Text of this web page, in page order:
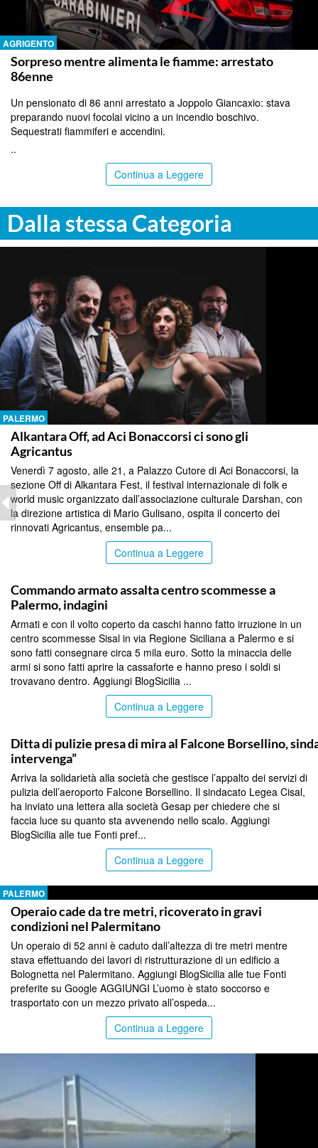
AGRIGENTO
Sorpreso mentre alimenta le fiamme: arrestato
86enne
Un pensionato di 86 anni arrestato a Joppolo Giancaxio: stava
preparando nuovi focolai vicino a un incendio boschivo.
Sequestrati fiammiferi e accendini.
..
Continua a Leggere
Dalla stessa Categoria
PALERMO
Alkantara Off, ad Aci Bonaccorsi ci sono gli
Agricantus
Venerdì 7 agosto, alle 21, a Palazzo Cutore di Aci Bonaccorsi, la
sezione Off di Alkantara Fest, il festival internazionale di folk e
world music organizzato dall’associazione culturale Darshan, con
la direzione artistica di Mario Gulisano, ospita il concerto dei
rinnovati Agricantus, ensemble pa...
Continua a Leggere
Commando armato assalta centro scommesse a
Palermo, indagini
Armati e con il volto coperto da caschi hanno fatto irruzione in un
centro scommesse Sisal in via Regione Siciliana a Palermo e si
sono fatti consegnare circa 5 mila euro. Sotto la minaccia delle
armi si sono fatti aprire la cassaforte e hanno preso i soldi si
trovavano dentro. Aggiungi BlogSicilia ...
Continua a Leggere
Ditta di pulizie presa di mira al Falcone Borsellino,
intervenga”
Arriva la solidarietà alla società che gestisce l’appalto dei servizi di
pulizia dell’aeroporto Falcone Borsellino. Il sindacato Legea Cisal,
ha inviato una lettera alla società Gesap per chiedere che si
faccia luce su quanto sta avvenendo nello scalo. Aggiungi
BlogSicilia alle tue Fonti pref...
Continua a Leggere
PALERMO
Operaio cade da tre metri, ricoverato in gravi
condizioni nel Palermitano
Un operaio di 52 anni è caduto dall’altezza di tre metri mentre
stava effettuando dei lavori di ristrutturazione di un edificio a
Bolognetta nel Palermitano. Aggiungi BlogSicilia alle tue Fonti
preferite su Google AGGIUNGI L’uomo è stato soccorso e
trasportato con un mezzo privato all’ospeda...
Continua a Leggere